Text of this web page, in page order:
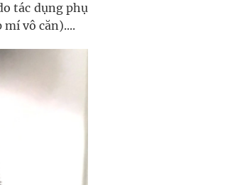
tác dụng phụ
vô căn)....